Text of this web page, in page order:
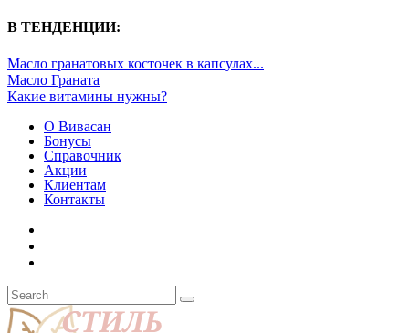
В ТЕНДЕНЦИИ:
Масло гранатовых косточек в капсулах...
Масло Граната
Какие витамины нужны?
О Вивасан
Бонусы
Справочник
Акции
Клиентам
Контакты